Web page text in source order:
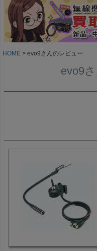
HOME evo9さんのレビュー
evo9